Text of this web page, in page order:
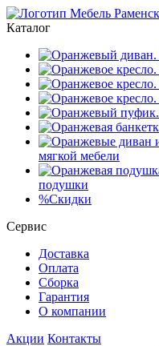
Каталог
мягкой мебели
подушки
%Скидки
Сервис
Доставка
Оплата
Сборка
Гарантия
О компании
Акции Контакты